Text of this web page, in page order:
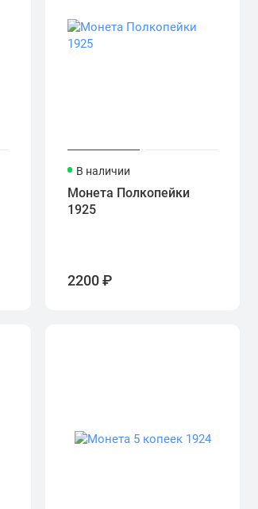
В наличии
Монета Полкопейки
1925
2200 ₽